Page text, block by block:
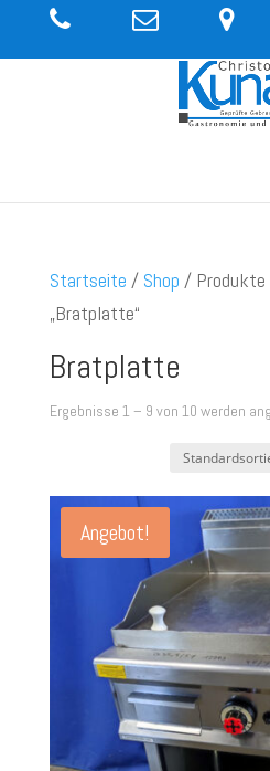
Startseite / Shop /
„Bratplatte“
Bratplatte
Ergebnisse 1 – 9 von 10 werden
Angebot!